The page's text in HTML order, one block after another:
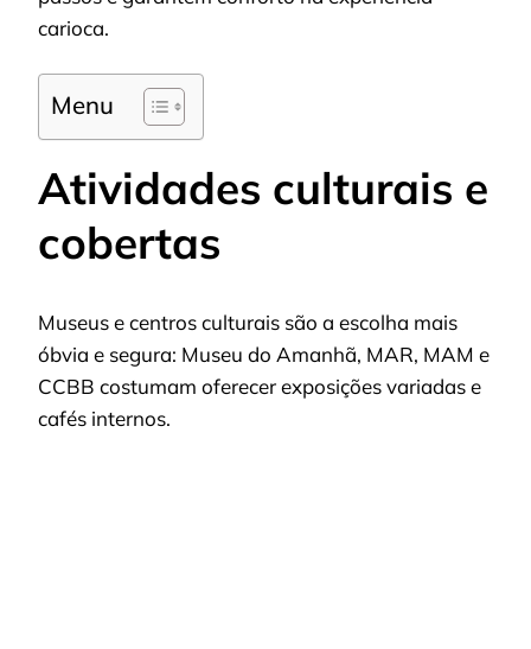
carioca.
Menu
Atividades culturais e
cobertas
Museus e centros culturais são a escolha mais
óbvia e segura: Museu do Amanhã, MAR, MAM e
CCBB costumam oferecer exposições variadas e
cafés internos.